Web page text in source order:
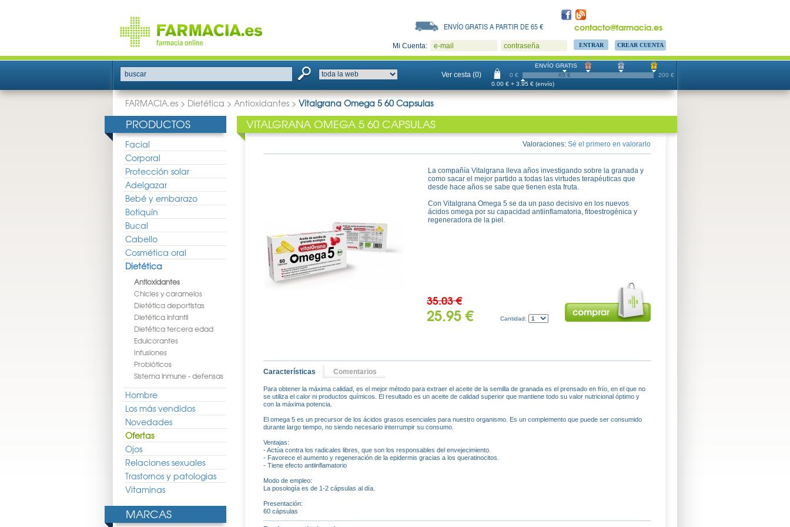
contacto@farmacia.es
ENVÍO GRATIS A PARTIR DE 65 €
Mi Cuenta: e-mail contraseña CREAR CUENTA
buscar Ver cesta (0) 0 € 200 €
ENVÍO GRATIS
65 €
0.00 € + 3.95 € (envío)
FARMACIA.es > Dietética > Antioxidantes > Vitalgrana Omega 5 60 Capsulas
PRODUCTOS
Facial
Corporal
Protección solar
Adelgazar
Bebé y embarazo
Botiquín
Bucal
Cabello
Cosmética oral
Dietética
Antioxidantes
Chicles y caramelos
Dietética deportistas
Dietética infantil
Dietética tercera edad
Edulcorantes
Infusiones
Probióticos
Sistema inmune - defensas
Hombre
Los más vendidos
Novedades
Ofertas
Ojos
Relaciones sexuales
Trastornos y patologias
Vitaminas
MARCAS
VITALGRANA OMEGA 5 60 CAPSULAS
Valoraciones: Sé el primero en valorarlo
La compañía Vitalgrana lleva años investigando sobre la granada y
como sacar el mejor partido a todas las virtudes terapéuticas que
desde hace años se sabe que tienen esta fruta.
Con Vitalgrana Omega 5 se da un paso decisivo en los nuevos
ácidos omega por su capacidad antiinflamatoria, fitoestrogénica y
regeneradora de la piel.
35.03 €
25.95 € Cantidad:
Características Comentarios
Para obtener la máxima calidad, es el mejor método para extraer el aceite de la semilla de granada es el prensado en frío, en el que no
se utiliza el calor ni productos químicos. El resultado es un aceite de calidad superior que mantiene todo su valor nutricional óptimo y
con la máxima potencia.
El omega 5 es un precursor de los ácidos grasos esenciales para nuestro organismo. Es un complemento que puede ser consumido
durante largo tiempo, no siendo necesario interrumpir su consumo.
Ventajas:
- Actúa contra los radicales libres, que son los responsables del envejecimiento.
- Favorece el aumento y regeneración de la epidermis gracias a los queratinocitos.
- Tiene efecto antiinflamatorio
Modo de empleo:
La posología es de 1-2 cápsulas al día.
Presentación:
60 cápsulas